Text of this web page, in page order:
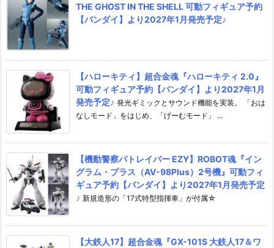
THE GHOST IN THE SHELL 可動フィギュア予約
【バンダイ】より2027年1月発売予定♪
【ハローキティ】超合金魂『ハローキティ 2.0』
可動フィギュア予約【バンダイ】より2027年1月
発売予定♪ 発光ギミックとサウンド機能を実装。 「おは
なしモード」をはじめ、「げーむモード」 ...
【機動警察パトレイバー EZY】ROBOT魂『イン
グラム・プラス（AV-98Plus）2号機』可動フィ
ギュア予約【バンダイ】より2027年1月発売予定
♪ 新規造形の「17式特型指揮車」が付属☆
【大鉄人17】超合金魂『GX-101S 大鉄人17＆ワ